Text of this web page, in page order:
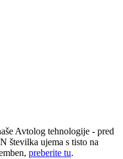
Avtolog tehnologije - pred
številka ujema s tisto na
preberite tu.